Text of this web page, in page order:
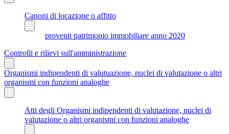
Canoni di locazione o affitto
proventi patrimonio immobiliare anno 2020
Controlli e rilievi sull'amministrazione
Organismi indipendenti di valutuazione, nuclei di valutazione o altri
organismi con funzioni analoghe
Atti degli Organismi indipendenti di valutazione, nuclei di
valutazione o altri organismi con funzioni analoghe